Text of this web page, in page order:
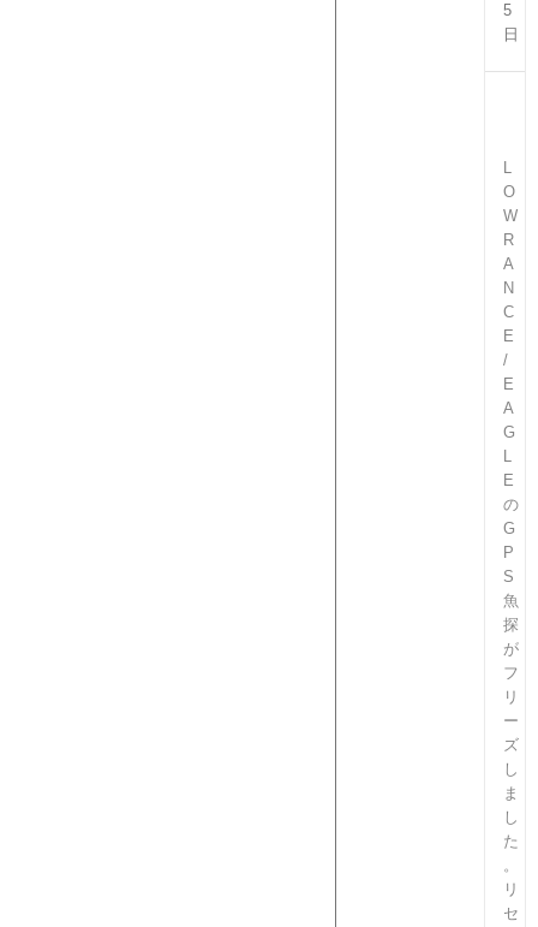
5
日
L
O
W
R
A
N
C
E
/
E
A
G
L
E
の
G
P
S
魚
探
が
フ
リ
ー
ズ
し
ま
し
た
。
リ
セ